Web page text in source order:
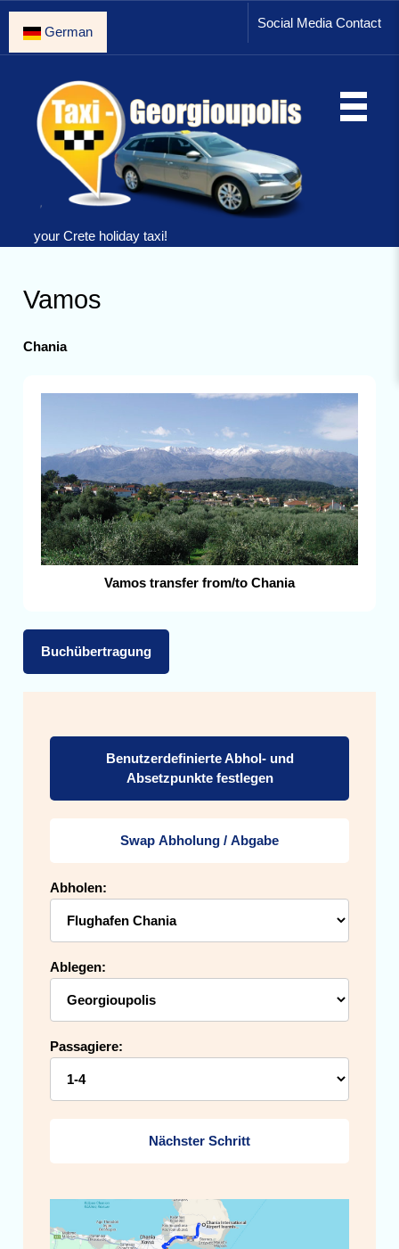
Social Media Contact
German
your Crete holiday taxi!
Vamos
Chania
Vamos transfer from/to Chania
Buchübertragung
Benutzerdefinierte Abhol- und
Absetzpunkte festlegen
Swap Abholung / Abgabe
Abholen:
Ablegen:
Passagiere:
Nächster Schritt